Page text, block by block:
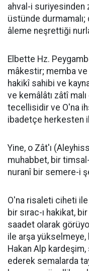
ahval-i suriyesinden
üstünde durmamalı;
âleme neşrettiği
Elbette Hz.
mâkestir; memba
hakikî sahibi ve
ve kemâlâtı zâtî
tecellisidir ve O'na
ibadetçe herkesten
Yine, o Zât'ı
muhabbet, bir
nuranî bir semere-i
O'na risaleti ciheti ile
bir sırac-ı hakikat,
saadet olarak
ile arşa yükselmeye,
Hakan Alp kardeşim,
ederek semalarda